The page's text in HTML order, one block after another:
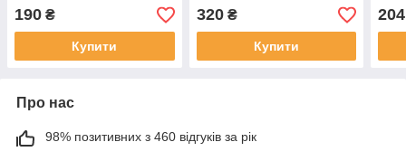
190 ₴
Купити
320₴
Купити
204
Про нас
98% позитивних з 460 відгуків за рік